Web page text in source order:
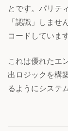
とです。パリテ
「認識」しま
コードしています
これは優れたエ
出ロジックを構
るようにシステ